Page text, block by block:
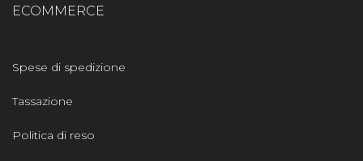
ECOMMERCE
Spese di spedizione
Tassazione
Politica di reso